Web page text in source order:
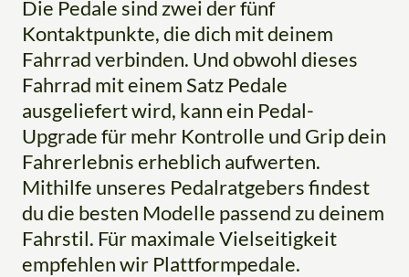
Die Pedale sind zwei der fünf
Kontaktpunkte, die dich mit deinem
Fahrrad verbinden. Und obwohl dieses
Fahrrad mit einem Satz Pedale
ausgeliefert wird, kann ein Pedal-
Upgrade für mehr Kontrolle und Grip dein
Fahrerlebnis erheblich aufwerten.
Mithilfe unseres Pedalratgebers findest
du die besten Modelle passend zu deinem
Fahrstil. Für maximale Vielseitigkeit
empfehlen wir Plattformpedale.